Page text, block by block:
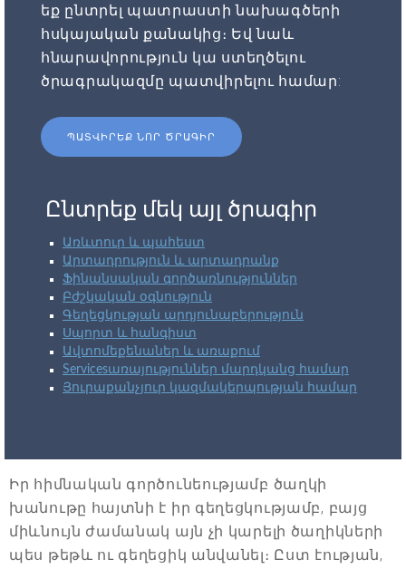
եք ընտրել պատրաստի նախագծերի
հսկայական քանակից։ Եվ նաև
հնարավորություն կա ստեղծելու
ծրագրակազմը պատվիրելու համար:
ՊԱՏՎԻՐԵՔ ՆՈՐ ԾՐԱԳԻՐ
Ընտրեք մեկ այլ ծրագիր
Առևտուր և պահեստ
Արտադրություն և արտադրանք
Ֆինանսական գործառնություններ
Բժշկական օգնություն
Գեղեցկության արդյունաբերություն
Սպորտ և հանգիստ
Ավտոմեքենաներ և առաքում
Servicesառայություններ մարդկանց համար
Յուրաքանչյուր կազմակերպության համար
Իր հիմնական գործունեությամբ ծաղկի
խանութը հայտնի է իր գեղեցկությամբ, բայց
միևնույն ժամանակ այն չի կարելի ծաղիկների
պես թեթև ու գեղեցիկ անվանել։ Ըստ էության,